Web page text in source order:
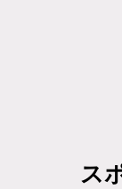
ス